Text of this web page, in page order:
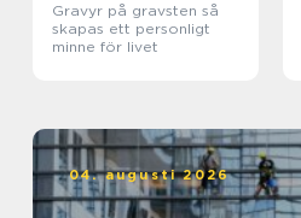
Gravyr på gravsten så
skapas ett personligt
minne för livet
04. augusti 2026